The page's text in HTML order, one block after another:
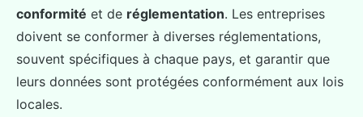
conformité et de réglementation. Les entreprises
doivent se conformer à diverses réglementations,
souvent spécifiques à chaque pays, et garantir que
leurs données sont protégées conformément aux lois
locales.